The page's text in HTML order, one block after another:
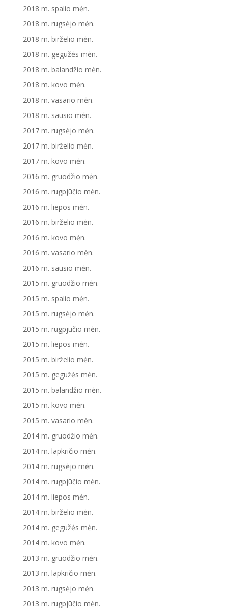
2018 m. spalio mėn.
2018 m. rugsėjo mėn.
2018 m. birželio mėn.
2018 m. gegužės mėn.
2018 m. balandžio mėn.
2018 m. kovo mėn.
2018 m. vasario mėn.
2018 m. sausio mėn.
2017 m. rugsėjo mėn.
2017 m. birželio mėn.
2017 m. kovo mėn.
2016 m. gruodžio mėn.
2016 m. rugpjūčio mėn.
2016 m. liepos mėn.
2016 m. birželio mėn.
2016 m. kovo mėn.
2016 m. vasario mėn.
2016 m. sausio mėn.
2015 m. gruodžio mėn.
2015 m. spalio mėn.
2015 m. rugsėjo mėn.
2015 m. rugpjūčio mėn.
2015 m. liepos mėn.
2015 m. birželio mėn.
2015 m. gegužės mėn.
2015 m. balandžio mėn.
2015 m. kovo mėn.
2015 m. vasario mėn.
2014 m. gruodžio mėn.
2014 m. lapkričio mėn.
2014 m. rugsėjo mėn.
2014 m. rugpjūčio mėn.
2014 m. liepos mėn.
2014 m. birželio mėn.
2014 m. gegužės mėn.
2014 m. kovo mėn.
2013 m. gruodžio mėn.
2013 m. lapkričio mėn.
2013 m. rugsėjo mėn.
2013 m. rugpjūčio mėn.